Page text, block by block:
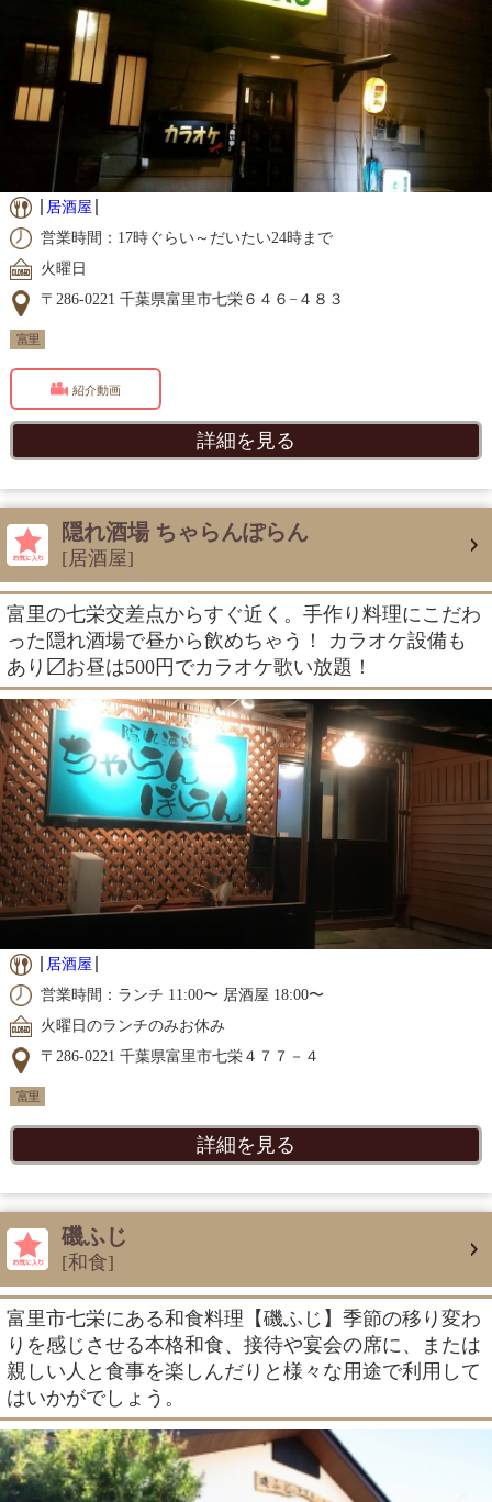
居酒屋
営業時間：17時ぐらい～だいたい24時まで
火曜日
〒286-0221 千葉県富里市七栄６４６−４８３
富里
紹介動画
詳細を見る
隠れ酒場 ちゃらんぽらん
[居酒屋]
富里の七栄交差点からすぐ近く。手作り料理にこだわ
った隠れ酒場で昼から飲めちゃう！ カラオケ設備も
あり〼お昼は500円でカラオケ歌い放題！
居酒屋
営業時間：ランチ 11:00〜 居酒屋 18:00〜
火曜日のランチのみお休み
〒286-0221 千葉県富里市七栄４７７－４
富里
詳細を見る
磯ふじ
[和食]
富里市七栄にある和食料理【磯ふじ】季節の移り変わ
りを感じさせる本格和食、接待や宴会の席に、または
親しい人と食事を楽しんだりと様々な用途で利用して
はいかがでしょう。